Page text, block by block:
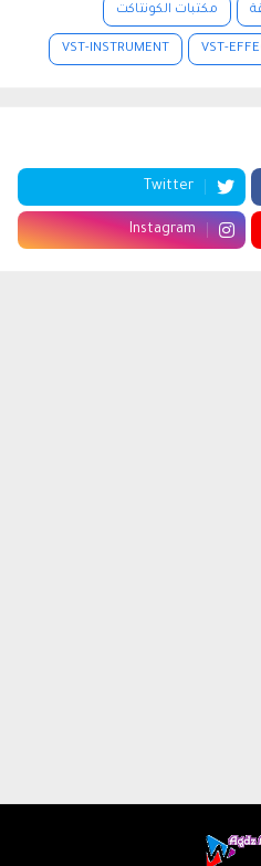
مكتبات الكونتاكت
VST-
VST-INSTRUMENT
Twitter
Instagram